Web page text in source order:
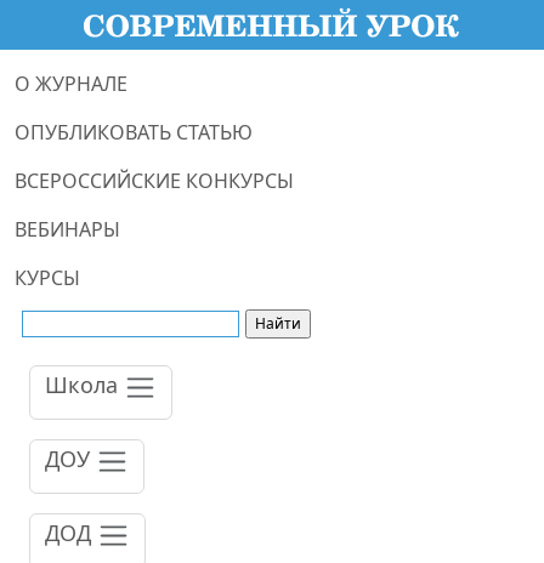
О ЖУРНАЛЕ
ОПУБЛИКОВАТЬ СТАТЬЮ
ВСЕРОССИЙСКИЕ КОНКУРСЫ
ВЕБИНАРЫ
КУРСЫ
Школа
ДОУ
ДОД